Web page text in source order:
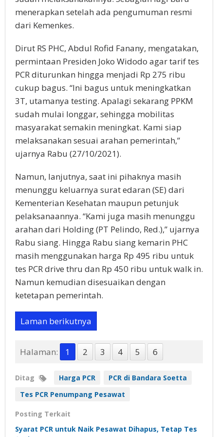
menerapkan setelah ada pengumuman resmi
dari Kemenkes.
Dirut RS PHC, Abdul Rofid Fanany, mengatakan,
permintaan Presiden Joko Widodo agar tarif tes
PCR diturunkan hingga menjadi Rp 275 ribu
cukup bagus. “Ini bagus untuk meningkatkan
3T, utamanya testing. Apalagi sekarang PPKM
sudah mulai longgar, sehingga mobilitas
masyarakat semakin meningkat. Kami siap
melaksanakan sesuai arahan pemerintah,”
ujarnya Rabu (27/10/2021).
Namun, lanjutnya, saat ini pihaknya masih
menunggu keluarnya surat edaran (SE) dari
Kementerian Kesehatan maupun petunjuk
pelaksanaannya. “Kami juga masih menunggu
arahan dari Holding (PT Pelindo, Red.),” ujarnya
Rabu siang. Hingga Rabu siang kemarin PHC
masih menggunakan harga Rp 495 ribu untuk
tes PCR drive thru dan Rp 450 ribu untuk walk in.
Namun kemudian disesuaikan dengan
ketetapan pemerintah.
Laman berikutnya
Halaman: 1 2 3 4 5 6
Ditag Harga PCR
PCR di Bandara Soetta
Tes PCR Penumpang Pesawat
Posting Terkait
Syarat PCR untuk Naik Pesawat Dihapus, Tetap Tes